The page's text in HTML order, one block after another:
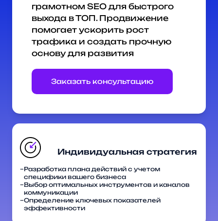
грамотном SEO для быстрого
выхода в ТОП. Продвижение
помогает ускорить рост
трафика и создать прочную
основу для развития
Заказать консультацию
Разработка плана действий с учетом
специфики вашего бизнеса
Выбор оптимальных инструментов и каналов
коммуникации
Определение ключевых показателей
эффективности